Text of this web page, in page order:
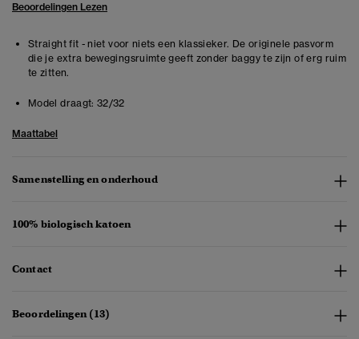
Beoordelingen Lezen
Straight fit - niet voor niets een klassieker. De originele pasvorm
die je extra bewegingsruimte geeft zonder baggy te zijn of erg ruim
te zitten.
Model draagt: 32/32
Maattabel
Samenstelling en onderhoud
100% biologisch katoen
Contact
Beoordelingen (13)